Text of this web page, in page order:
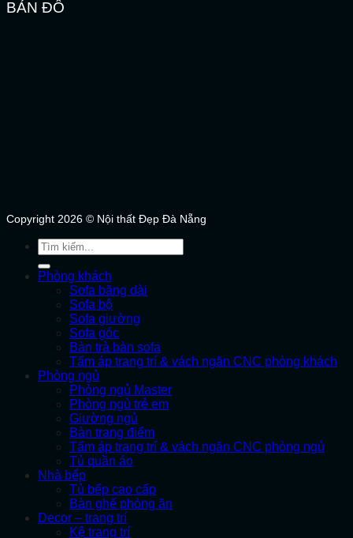
BẢN ĐỒ
Copyright 2026 © Nội thất Đẹp Đà Nẵng
Tìm
kiếm:
Phòng khách
Sofa băng dài
Sofa bộ
Sofa giường
Sofa góc
Bàn trà bàn sofa
Tấm áp trang trí & vách ngăn CNC phòng khách
Phòng ngủ
Phòng ngủ Master
Phòng ngủ trẻ em
Giường ngủ
Bàn trang điểm
Tấm áp trang trí & vách ngăn CNC phòng ngủ
Tủ quần áo
Nhà bếp
Tủ bếp cao cấp
Bàn ghế phòng ăn
Decor – trang trí
Kệ trang trí